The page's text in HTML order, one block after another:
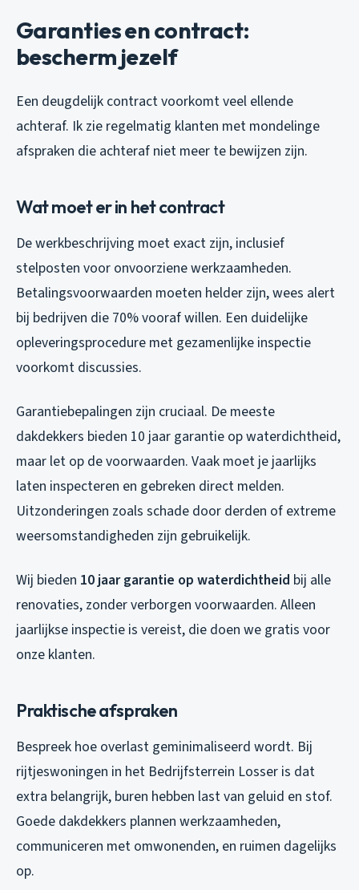
Garanties en contract:
bescherm jezelf
Een deugdelijk contract voorkomt veel ellende
achteraf. Ik zie regelmatig klanten met mondelinge
afspraken die achteraf niet meer te bewijzen zijn.
Wat moet er in het contract
De werkbeschrijving moet exact zijn, inclusief
stelposten voor onvoorziene werkzaamheden.
Betalingsvoorwaarden moeten helder zijn, wees alert
bij bedrijven die 70% vooraf willen. Een duidelijke
opleveringsprocedure met gezamenlijke inspectie
voorkomt discussies.
Garantiebepalingen zijn cruciaal. De meeste
dakdekkers bieden 10 jaar garantie op waterdichtheid,
maar let op de voorwaarden. Vaak moet je jaarlijks
laten inspecteren en gebreken direct melden.
Uitzonderingen zoals schade door derden of extreme
weersomstandigheden zijn gebruikelijk.
Wij bieden 10 jaar garantie op waterdichtheid bij alle
renovaties, zonder verborgen voorwaarden. Alleen
jaarlijkse inspectie is vereist, die doen we gratis voor
onze klanten.
Praktische afspraken
Bespreek hoe overlast geminimaliseerd wordt. Bij
rijtjeswoningen in het Bedrijfsterrein Losser is dat
extra belangrijk, buren hebben last van geluid en stof.
Goede dakdekkers plannen werkzaamheden,
communiceren met omwonenden, en ruimen dagelijks
op.